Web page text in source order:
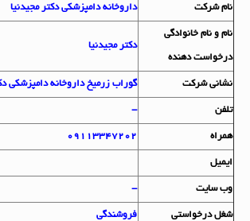
نام شرکت داروخانه دامپزشکی دکتر مجیدنیا
نام و نام خانوادگي
درخواست دهنده
دکتر مجیدنیا
نشاني شرکت گوراب زرمیخ داروخانه دامپزشکی دکتر
تلفن
همراه 09113347202
ايميل
وب سايت
شغل درخواستي فروشندگی